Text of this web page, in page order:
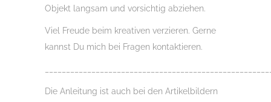
Objekt langsam und vorsichtig abziehen.
Viel Freude beim kreativen verzieren. Gerne
kannst Du mich bei Fragen kontaktieren.
Die Anleitung ist auch bei den Artikelbildern